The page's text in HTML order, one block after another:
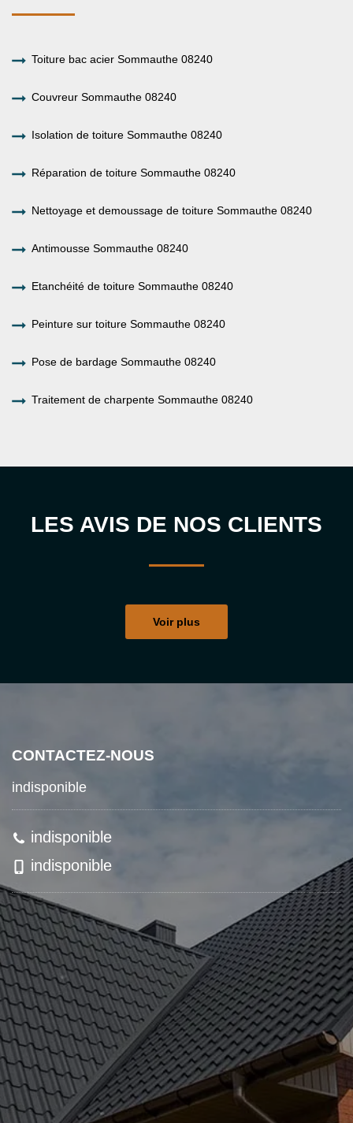
Toiture bac acier Sommauthe 08240
Couvreur Sommauthe 08240
Isolation de toiture Sommauthe 08240
Réparation de toiture Sommauthe 08240
Nettoyage et demoussage de toiture Sommauthe 08240
Antimousse Sommauthe 08240
Etanchéité de toiture Sommauthe 08240
Peinture sur toiture Sommauthe 08240
Pose de bardage Sommauthe 08240
Traitement de charpente Sommauthe 08240
LES AVIS DE NOS CLIENTS
Voir plus
CONTACTEZ-NOUS
indisponible
indisponible
indisponible